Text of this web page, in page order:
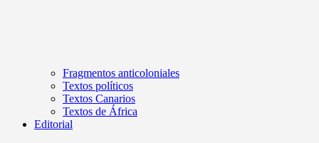
Fragmentos anticoloniales
Textos políticos
Textos Canarios
Textos de África
Editorial